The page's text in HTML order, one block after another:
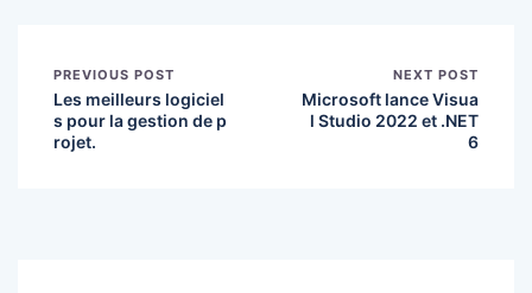
PREVIOUS POST
Les meilleurs logiciel
s pour la gestion de p
rojet.
NEXT POST
Microsoft lance Visua
l Studio 2022 et .NET
6